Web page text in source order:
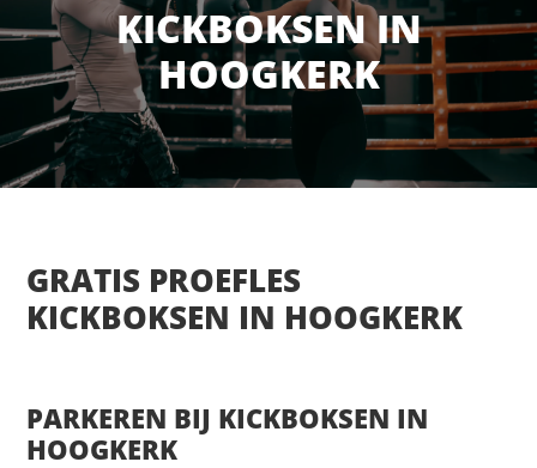
KICKBOKSEN IN
HOOGKERK
GRATIS PROEFLES
KICKBOKSEN IN HOOGKERK
PARKEREN BIJ KICKBOKSEN IN
HOOGKERK